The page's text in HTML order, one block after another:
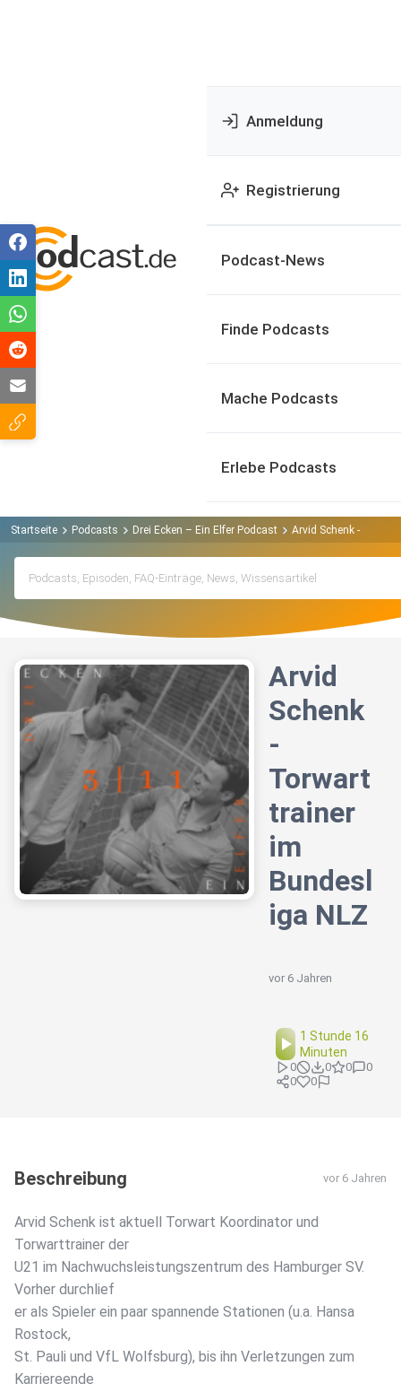
Anmeldung
Registrierung
Podcast-News
Finde Podcasts
Mache Podcasts
Erlebe Podcasts
Startseite Podcasts Drei Ecken – Ein Elfer Podcast Arvid Schenk -
Arvid
Schenk
-
Torwart
trainer
im
Bundesl
iga NLZ
vor 6 Jahren
1 Stunde 16
Minuten
0 0 0
0
0
0
Beschreibung vor 6 Jahren
Arvid Schenk ist aktuell Torwart Koordinator und
Torwarttrainer der
U21 im Nachwuchsleistungszentrum des Hamburger SV.
Vorher durchlief
er als Spieler ein paar spannende Stationen (u.a. Hansa
Rostock,
St. Pauli und VfL Wolfsburg), bis ihn Verletzungen zum
Karriereende